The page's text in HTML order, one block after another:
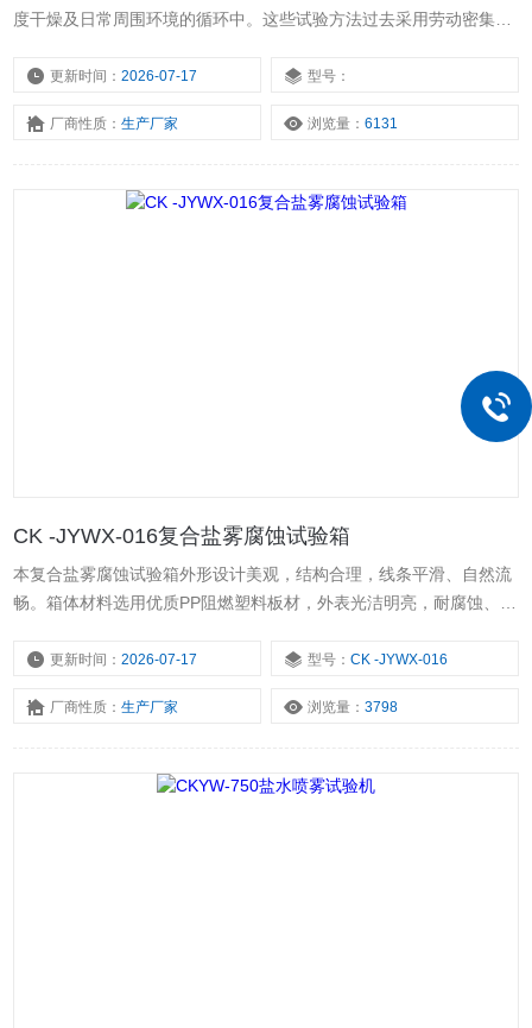
度干燥及日常周围环境的循环中。这些试验方法过去采用劳动密集型
行这些循环。简单循环可在盐雾和干燥条件之间的循环组成。更复杂
利用本试验箱，在一个箱内能够循环所有较有意义的腐蚀环境试验：
更新时间：2026-07-17 型号：
厂商性质：生产厂家 浏览量：6131
CK -JYWX-016复合盐雾腐蚀试验箱
本复合盐雾腐蚀试验箱外形设计美观，结构合理，线条平滑、自然流
畅。箱体材料选用优质PP阻燃塑料板材，外表光洁明亮，耐腐蚀、易
为耐腐蚀材料制作。
更新时间：2026-07-17 型号：CK -JYWX-016
厂商性质：生产厂家 浏览量：3798